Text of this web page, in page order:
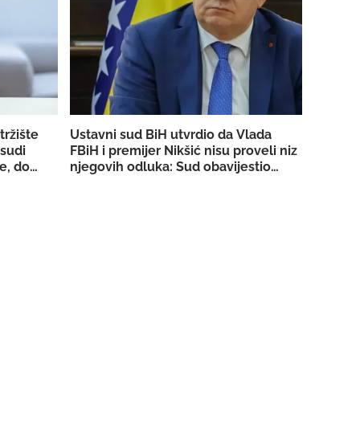
dobio
Ustavni sud BiH utvrdio da Vlada
FBiH i premijer Nikšić nisu proveli niz
njegovih odluka: Sud obavijestio